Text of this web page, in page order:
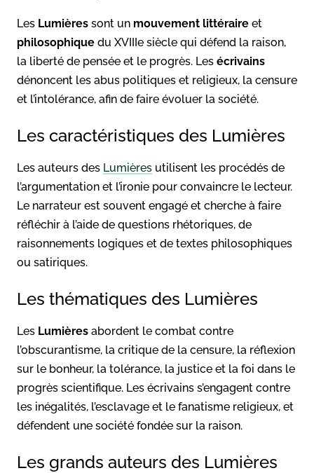
Les Lumières sont un mouvement littéraire et
philosophique du XVIIIe siècle qui défend la raison,
la liberté de pensée et le progrès. Les écrivains
dénoncent les abus politiques et religieux, la censure
et l’intolérance, afin de faire évoluer la société.
Les caractéristiques des Lumières
Les auteurs des Lumières utilisent les procédés de
l’argumentation et l’ironie pour convaincre le lecteur.
Le narrateur est souvent engagé et cherche à faire
réfléchir à l’aide de questions rhétoriques, de
raisonnements logiques et de textes philosophiques
ou satiriques.
Les thématiques des Lumières
Les Lumières abordent le combat contre
l’obscurantisme, la critique de la censure, la réflexion
sur le bonheur, la tolérance, la justice et la foi dans le
progrès scientifique. Les écrivains s’engagent contre
les inégalités, l’esclavage et le fanatisme religieux, et
défendent une société fondée sur la raison.
Les grands auteurs des Lumières